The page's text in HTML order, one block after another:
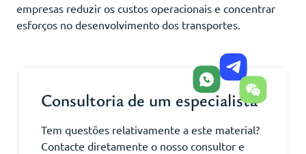
empresas reduzir os custos operacionais e concentrar
esforços no desenvolvimento dos transportes.
Consultoria de um especialista
Tem questões relativamente a este material?
Contacte diretamente o nosso consultor e